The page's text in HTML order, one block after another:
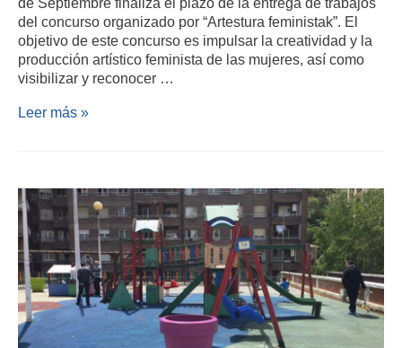
del concurso organizado por “Artestura feministak”. El
objetivo de este concurso es impulsar la creatividad y la
producción artístico feminista de las mujeres, así como
visibilizar y reconocer …
Leer más »